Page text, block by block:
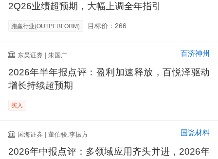
2Q26业绩超预期，大幅上调全年指引
跑赢行业(OUTPERFORM) 目标价：266
东吴证券 | 朱国广 百济神州
2026年半年报点评：盈利加速释放，百悦泽驱动
增长持续超预期
买入
国海证券 | 董伯骏,李振方 国瓷材料
2026年中报点评：多领域应用齐头并进，2026年